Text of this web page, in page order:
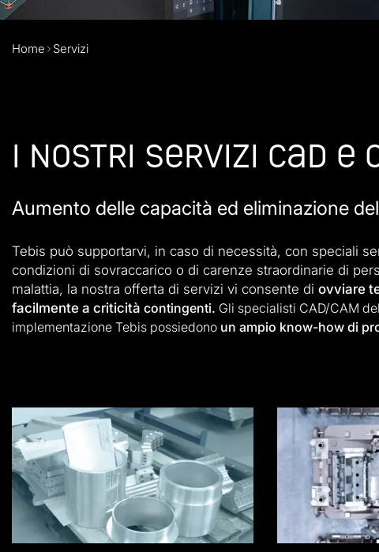
Home Servizi
I nostri servizi CAD e
Aumento delle capacità ed eliminazione
Tebis può supportarvi, in caso di necessità, con speciali
condizioni di sovraccarico o di carenze straordinarie di
malattia, la nostra offerta di servizi vi consente di ovviare
facilmente a criticità contingenti. Gli specialisti CAD/CAM
implementazione Tebis possiedono un ampio know-how di